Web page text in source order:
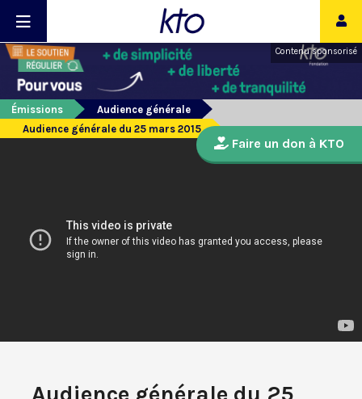
Contenu sponsorisé
Émissions
Audience générale
Audience générale du 25 mars 2015
Faire un don à KTO